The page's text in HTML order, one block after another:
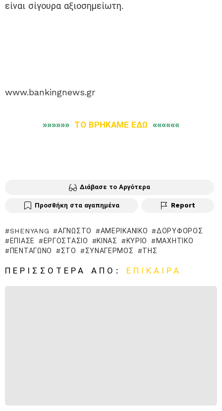
είναι σίγουρα αξιοσημείωτη.
www.bankingnews.gr
»»»»»» ΤΟ ΒΡΗΚΑΜΕ ΕΔΩ ««««««
Διάβασε το Αργότερα
Προσθήκη στα αγαπημένα Report
SHENYANG ΆΓΝΩΣΤΟ ΑΜΕΡΙΚΑΝΙΚΌ
ΔΟΡΥΦΌΡΟΣ
ΈΠΙΑΣΕ
ΕΡΓΟΣΤΆΣΙΟ ΚΊΝΑΣ ΚΎΡΙΟ
ΜΑΧΗΤΙΚΌ
ΠΕΝΤΆΓΩΝΟ
ΣΤΟ ΣΥΝΑΓΕΡΜΌΣ ΤΗΣ
ΠΕΡΙΣΣΌΤΕΡΑ ΑΠΌ: ΕΠΊΚΑΙΡΑ